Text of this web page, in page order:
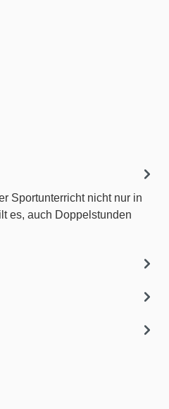
Sportunterricht nicht nur in
es, auch Doppelstunden